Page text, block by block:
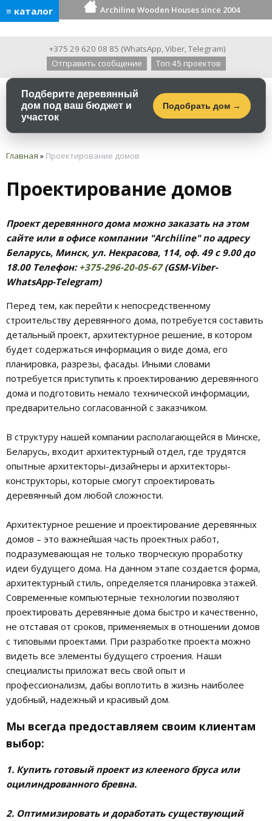
≡ каталог Archiline Wooden Houses since 2004
+375 29 620 08 85 (WhatsApp,Viber,Telegram)
Отправить сообщение
Топ 45 проектов
Подберите деревянный
дом под ваш бюджет и
участок
Подобрать дом →
Главная » Проектирование домов
Проектирование домов
Проект деревянного дома можно заказать на этом
сайте или в офисе компании "Archiline" по адресу
Беларусь, Минск, ул. Некрасова, 114, оф. 49 с 9.00 до
18.00 Телефон: +375-296-20-05-67(GSM-Viber-
WhatsApp-Telegram)
Перед тем, как перейти к непосредственному
строительству деревянного дома, потребуется составить
детальный проект, архитектурное решение, в котором
будет содержаться информация о виде дома, его
планировка, разрезы, фасады. Иными словами
потребуется приступить к проектированию деревянного
дома и подготовить немало технической информации,
предварительно согласованной с заказчиком.
В структуру нашей компании располагающейся в Минске,
Беларусь, входит архитектурный отдел, где трудятся
опытные архитекторы-дизайнеры и архитекторы-
конструкторы, которые смогут спроектировать
деревянный дом любой сложности.
Архитектурное решение и проектирование деревянных
домов – это важнейшая часть проектных работ,
подразумевающая не только творческую проработку
идеи будущего дома. На данном этапе создается форма,
архитектурный стиль, определяется планировка этажей.
Современные компьютерные технологии позволяют
проектировать деревянные дома быстро и качественно,
не отставая от сроков, применяемых в отношении домов
с типовыми проектами. При разработке проекта можно
видеть все элементы будущего строения. Наши
специалисты приложат весь свой опыт и
профессионализм, дабы воплотить в жизнь наиболее
удобный, надежный и красивый дом.
Мы всегда предоставляем своим клиентам
выбор:
1. Купить готовый проект из клееного бруса или
оцилиндрованного бревна.
2. Оптимизировать и доработать существующий